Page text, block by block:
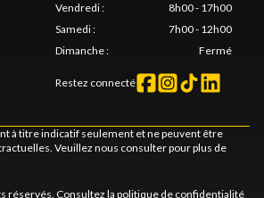
Vendredi:
8h00 - 17h00
Samedi:
7h00 - 12h00
Dimanche: Fermé
Restez connecté
à titre indicatif seulement et ne peuvent être
Veuillez nous consulter pour plus de
réservés. Consultez la politique de confidentialité